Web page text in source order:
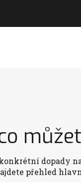
dopady
přehled